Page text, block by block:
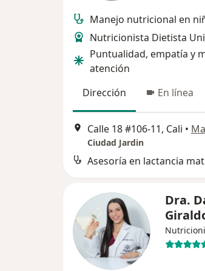
Manejo nutricional en
Nutricionista Dietista
Puntualidad, empatía y
atención
Dirección
En línea
Calle 18 #106-11, Cali •
Ciudad Jardin
Asesoría en lactancia
Dra.